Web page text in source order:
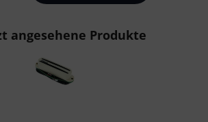
angesehene Produkte